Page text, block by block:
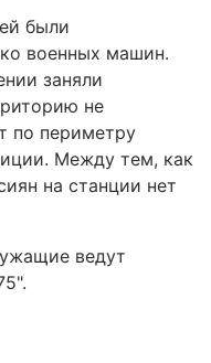
были
военных машин.
заняли
не
по периметру
Между тем, как
на станции нет
ведут